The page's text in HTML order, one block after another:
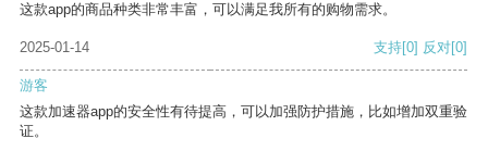
这款app的商品种类非常丰富，可以满足我所有的购物需求。
2025-01-14 支持[0] 反对[0]
游客
这款加速器app的安全性有待提高，可以加强防护措施，比如增加双重验
证。